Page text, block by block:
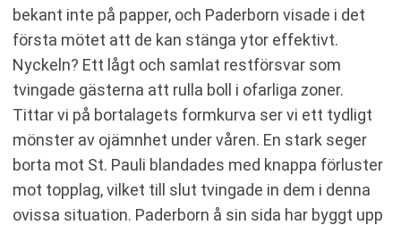
bekant inte på papper, och Paderborn visade i det
första mötet att de kan stänga ytor effektivt.
Nyckeln? Ett lågt och samlat restförsvar som
tvingade gästerna att rulla boll i ofarliga zoner.
Tittar vi på bortalagets formkurva ser vi ett tydligt
mönster av ojämnhet under våren. En stark seger
borta mot St. Pauli blandades med knappa förluster
mot topplag, vilket till slut tvingade in dem i denna
ovissa situation. Paderborn å sin sida har byggt upp